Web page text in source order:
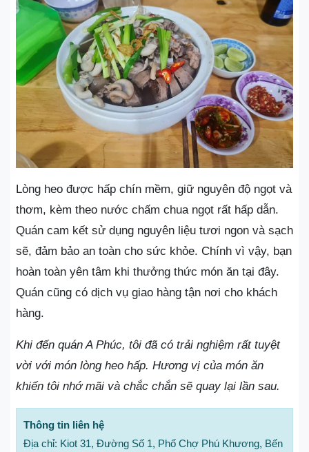
Lòng heo được hấp chín mềm, giữ nguyên độ ngọt và
thơm, kèm theo nước chấm chua ngọt rất hấp dẫn.
Quán cam kết sử dụng nguyên liệu tươi ngon và sạch
sẽ, đảm bảo an toàn cho sức khỏe. Chính vì vậy, bạn
hoàn toàn yên tâm khi thưởng thức món ăn tại đây.
Quán cũng có dịch vụ giao hàng tận nơi cho khách
hàng.
Khi đến quán A Phúc, tôi đã có trải nghiệm rất tuyệt
vời với món lòng heo hấp. Hương vị của món ăn
khiến tôi nhớ mãi và chắc chắn sẽ quay lại lần sau.
Thông tin liên hệ
Địa chỉ: Kiot 31, Đường Số 1, Phố Chợ Phú Khương, Bến